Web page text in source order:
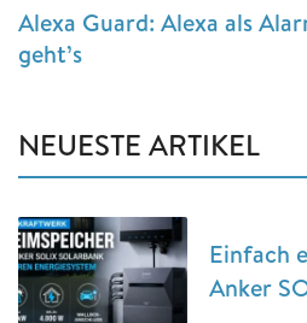
Alexa Guard: Alexa als
geht’s
NEUESTE ARTIKEL
Einfach
Anker